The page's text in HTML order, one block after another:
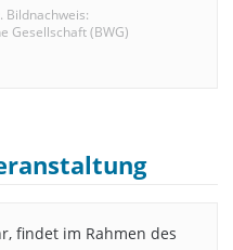
Bildnachweis:
Gesellschaft (BWG)
findet im Rahmen des